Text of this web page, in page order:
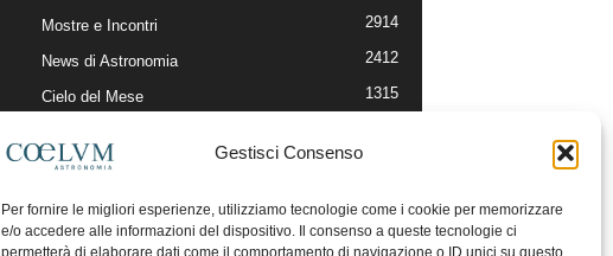
Gestisci Consenso
Per fornire le migliori esperienze, utilizziamo tecnologie come i cookie per memorizzare
e/o accedere alle informazioni del dispositivo. Il consenso a queste tecnologie ci
permetterà di elaborare dati come il comportamento di navigazione o ID unici su questo
Mostre e Incontri 2914
News di Astronomia 2412
Cielo del Mese 1315
Articoli e Risorse On-Line
Il Blog della Redazione